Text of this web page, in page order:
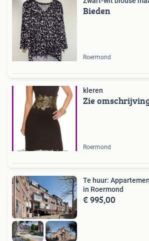
Bieden
Roermond
kleren
Zie
Roermond
Te huur:
in Roermond
€ 995,00